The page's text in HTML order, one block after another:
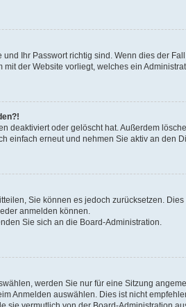
Ihr Passwort richtig sind. Wenn dies der
der Website vorliegt, welches ein
deaktiviert oder gelöscht hat. Außerdem
einfach erneut und nehmen Sie aktiv an den
Sie können es jedoch zurücksetzen.
anmelden können.
Sie sich an die Board-Administration.
werden Sie nur für eine Sitzung
Anmelden auswählen. Dies ist nicht